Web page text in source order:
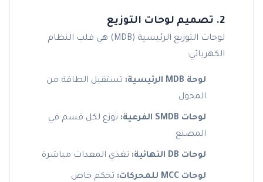
2. تصميم لوحات التوزيع
لوحات التوزيع الرئيسية (MDB) هي قلب النظام
الكهربائي:
لوحة MDB الرئيسية:
تستقبل الطاقة من
المحول
لوحات SMDB الفرعية:
توزع لكل قسم في
المصنع
لوحات DB النهائية: تغذي المعدات مباشرة
لوحات MCC للمحركات:
تحكم خاص